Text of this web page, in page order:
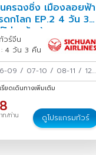
ครฉงชิ่ง เมืองลอยฟ้า
ดกโลก EP.2 4 วัน 3
ม่ลงร้าน)
วร์จีน
4 วัน 3 คืน
09 / 07-10 / 08-11 / 12-
/13-16/14-17/15-18/
/ /27-30/28-31/
ส.ค.-01 ก.ย./
ยดเดินทางเพิ่มเติม
ท/ท่าน ดูโปรแกรมทัวร์